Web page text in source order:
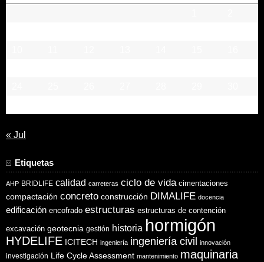
« Jul
Etiquetas
AHP BRIDLIFE calidad carreteras ciclo de vida cimentaciones
compactación concreto construcción DIMALIFE docencia
edificación encofrado estructuras estructuras de contención
excavación geotecnia gestión historia hormigón
HYDELIFE ICITECH ingeniería ingeniería civil innovación
investigación Life Cycle Assessment mantenimiento maquinaria